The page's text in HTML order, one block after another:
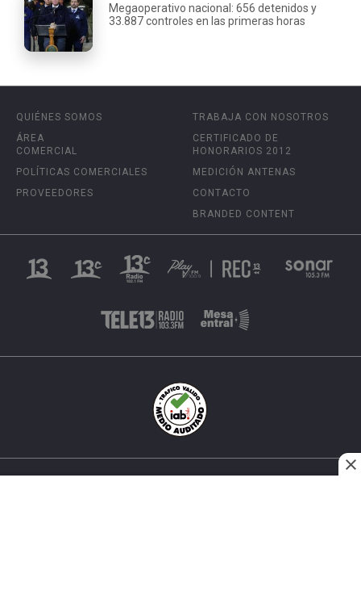
Megaoperativo nacional: 656 detenidos y
33.887 controles en las primeras horas
QUIÉNES SOMOS
ÁREA
COMERCIAL
POLÍTICAS COMERCIALES
PROVEEDORES
TRABAJA CON NOSOTROS
CERTIFICADO DE
HONORARIOS 2012
MEDICIÓN ANTENAS
CONTACTO
BRANDED CONTENT